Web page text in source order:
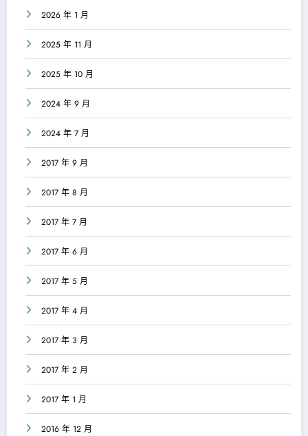
2026 年 1 月
2025 年 11 月
2025 年 10 月
2024 年 9 月
2024 年 7 月
2017 年 9 月
2017 年 8 月
2017 年 7 月
2017 年 6 月
2017 年 5 月
2017 年 4 月
2017 年 3 月
2017 年 2 月
2017 年 1 月
2016 年 12 月